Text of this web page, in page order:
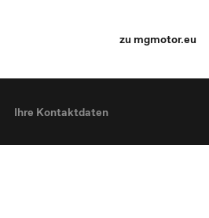
zu mgmotor.eu
Ihre Kontaktdaten